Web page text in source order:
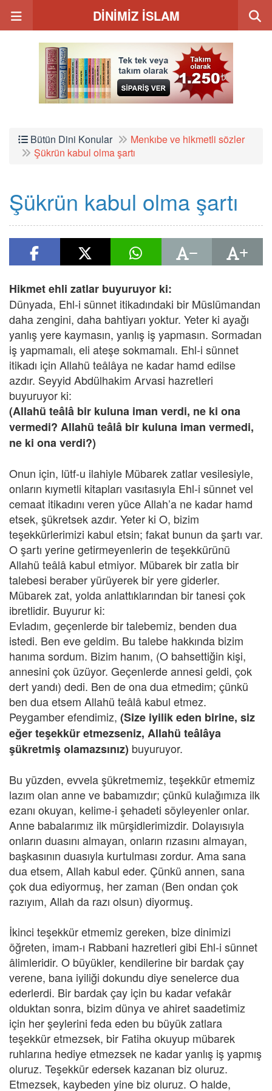
DİNİMİZ İSLAM
Bütün Dini Konular
Menkıbe ve hikmetli sözler
Şükrün kabul olma şartı
Şükrün kabul olma şartı
Hikmet ehli zatlar buyuruyor ki:
Dünyada, Ehl-i sünnet itikadındaki bir Müslümandan
daha zengini, daha bahtiyarı yoktur. Yeter ki ayağı
yanlış yere kaymasın, yanlış iş yapmasın. Sormadan
iş yapmamalı, eli ateşe sokmamalı. Ehl-i sünnet
itikadı için Allahü teâlâya ne kadar hamd edilse
azdır. Seyyid Abdülhakim Arvasi hazretleri
buyuruyor ki:
(Allahü teâlâ bir kuluna iman verdi, ne ki ona
vermedi? Allahü teâlâ bir kuluna iman vermedi,
ne ki ona verdi?)
Onun için, lütf-u ilahiyle Mübarek zatlar vesilesiyle,
onların kıymetli kitapları vasıtasıyla Ehl-i sünnet vel
cemaat itikadını veren yüce Allah’a ne kadar hamd
etsek, şükretsek azdır. Yeter ki O, bizim
teşekkürlerimizi kabul etsin; fakat bunun da şartı var.
O şartı yerine getirmeyenlerin de teşekkürünü
Allahü teâlâ kabul etmiyor. Mübarek bir zatla bir
talebesi beraber yürüyerek bir yere giderler.
Mübarek zat, yolda anlattıklarından bir tanesi çok
ibretlidir. Buyurur ki:
Evladım, geçenlerde bir talebemiz, benden dua
istedi. Ben eve geldim. Bu talebe hakkında bizim
hanıma sordum. Bizim hanım, (O bahsettiğin kişi,
annesini çok üzüyor. Geçenlerde annesi geldi, çok
dert yandı) dedi. Ben de ona dua etmedim; çünkü
ben dua etsem Allahü teâlâ kabul etmez.
Peygamber efendimiz, (Size iyilik eden birine, siz
eğer teşekkür etmezseniz, Allahü teâlâya
şükretmiş olamazsınız) buyuruyor.
Bu yüzden, evvela şükretmemiz, teşekkür etmemiz
lazım olan anne ve babamızdır; çünkü kulağımıza ilk
ezanı okuyan, kelime-i şehadeti söyleyenler onlar.
Anne babalarımız ilk mürşidlerimizdir. Dolayısıyla
onların duasını almayan, onların rızasını almayan,
başkasının duasıyla kurtulması zordur. Ama sana
dua etsem, Allah kabul eder. Çünkü annen, sana
çok dua ediyormuş, her zaman (Ben ondan çok
razıyım, Allah da razı olsun) diyormuş.
İkinci teşekkür etmemiz gereken, bize dinimizi
öğreten, imam-ı Rabbani hazretleri gibi Ehl-i sünnet
âlimleridir. O büyükler, kendilerine bir bardak çay
verene, bana iyiliği dokundu diye senelerce dua
ederlerdi. Bir bardak çay için bu kadar vefakâr
olduktan sonra, bizim dünya ve ahiret saadetimiz
için her şeylerini feda eden bu büyük zatlara
teşekkür etmezsek, bir Fatiha okuyup mübarek
ruhlarına hediye etmezsek ne kadar yanlış iş yapmış
oluruz. Teşekkür edersek kazanan biz oluruz.
Etmezsek, kaybeden yine biz oluruz. O halde,